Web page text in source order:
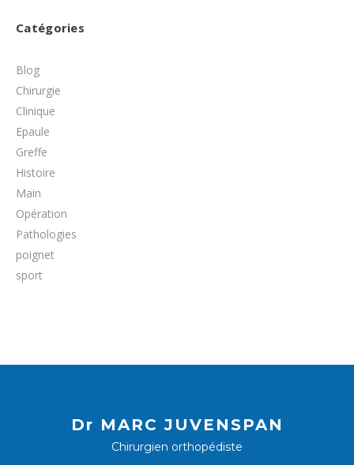
Catégories
Blog
Chirurgie
Clinique
Epaule
Greffe
Histoire
Main
Opération
Pathologies
poignet
sport
Dr MARC JUVENSPAN
Chirurgien orthopédiste